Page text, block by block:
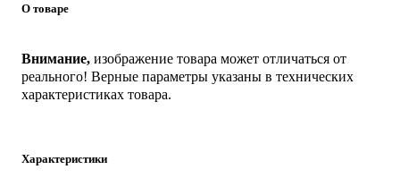
О товаре
Внимание, изображение товара может отличаться от
реального! Верные параметры указаны в технических
характеристиках товара.
Характеристики